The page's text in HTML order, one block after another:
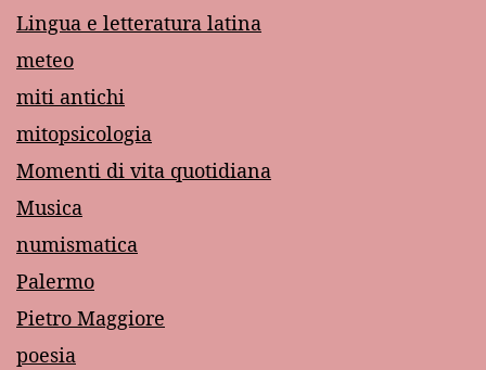
Lingua e letteratura latina
meteo
miti antichi
mitopsicologia
Momenti di vita quotidiana
Musica
numismatica
Palermo
Pietro Maggiore
poesia